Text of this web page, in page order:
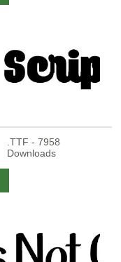
.TTF - 7958
Downloads